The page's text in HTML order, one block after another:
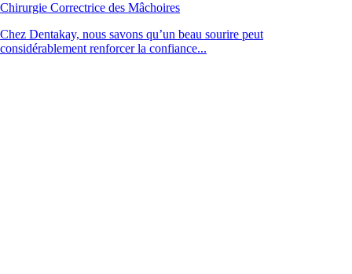
Chirurgie Correctrice des Mâchoires
Chez Dentakay, nous savons qu’un beau sourire peut
considérablement renforcer la confiance...